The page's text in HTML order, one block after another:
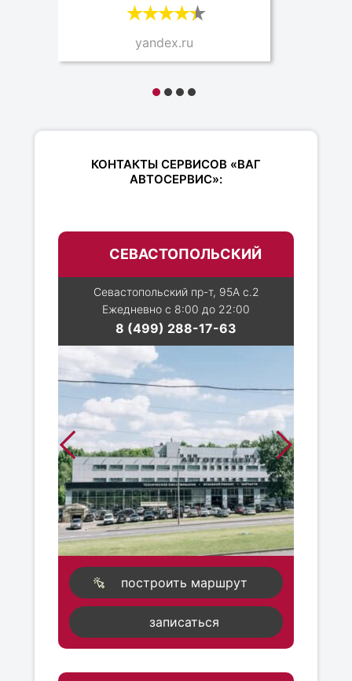
yandex.ru
КОНТАКТЫ СЕРВИСОВ «ВАГ
АВТОСЕРВИС»:
СЕВАСТОПОЛЬСКИЙ
Севастопольский пр-т, 95А с.2
Ежедневно с 8:00 до 22:00
8 (499) 288-17-63
построить маршрут
записаться